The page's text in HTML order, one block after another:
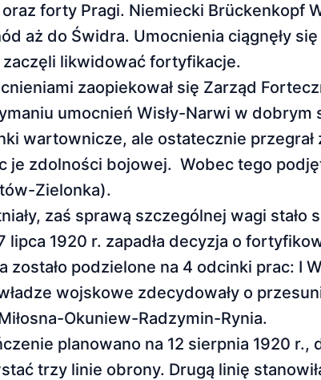
forty Pragi. Niemiecki Brückenkopf
aż do Świdra. Umocnienia ciągnęły
zaczęli likwidować fortyfikacje.
zaopiekował się Zarząd
umocnień Wisły-Narwi w dobrym
wartownicze, ale ostatecznie przegrał
je zdolności bojowej. Wobec tego
Zielonka).
zaś sprawą szczególnej wagi stało
1920 r. zapadła decyzja o
podzielone na 4 odcinki prac: I
wojskowe zdecydowały o
Okuniew-Radzymin-Rynia.
planowano na 12 sierpnia 1920 r.,
trzy linie obrony. Drugą linię